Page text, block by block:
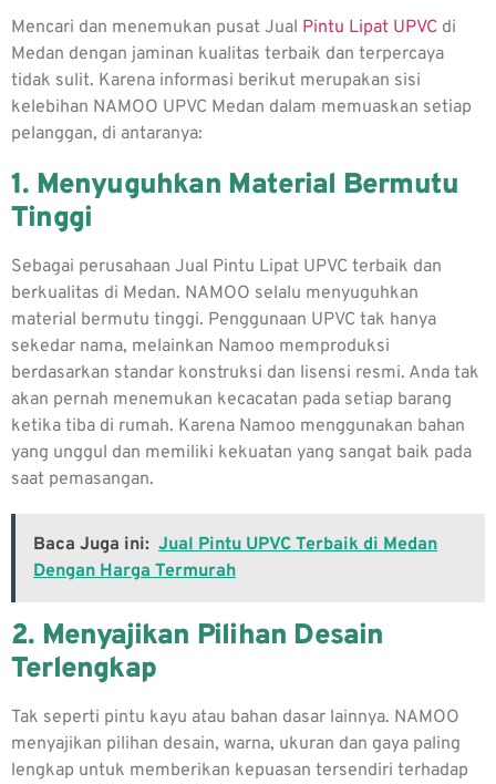
Mencari dan menemukan pusat Jual Pintu Lipat UPVC di
Medan dengan jaminan kualitas terbaik dan terpercaya
tidak sulit. Karena informasi berikut merupakan sisi
kelebihan NAMOO UPVC Medan dalam memuaskan setiap
pelanggan, di antaranya:
1. Menyuguhkan Material Bermutu
Tinggi
Sebagai perusahaan Jual Pintu Lipat UPVC terbaik dan
berkualitas di Medan. NAMOO selalu menyuguhkan
material bermutu tinggi. Penggunaan UPVC tak hanya
sekedar nama, melainkan Namoo memproduksi
berdasarkan standar konstruksi dan lisensi resmi. Anda tak
akan pernah menemukan kecacatan pada setiap barang
ketika tiba di rumah. Karena Namoo menggunakan bahan
yang unggul dan memiliki kekuatan yang sangat baik pada
saat pemasangan.
Baca Juga ini: Jual Pintu UPVC Terbaik di Medan
Dengan Harga Termurah
2. Menyajikan Pilihan Desain
Terlengkap
Tak seperti pintu kayu atau bahan dasar lainnya. NAMOO
menyajikan pilihan desain, warna, ukuran dan gaya paling
lengkap untuk memberikan kepuasan tersendiri terhadap